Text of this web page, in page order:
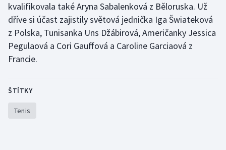
Rychlostní kanoistika
Short track
Stolní tenis
Triatlon
kvalifikovala také Aryna Sabalenková z Běloruska. Už
dříve si účast zajistily světová jednička Iga Šwiateková
z Polska, Tunisanka Uns Džábirová, Američanky Jessica
Pegulaová a Cori Gauffová a Caroline Garciaová z
Francie.
ŠTÍTKY
Tenis